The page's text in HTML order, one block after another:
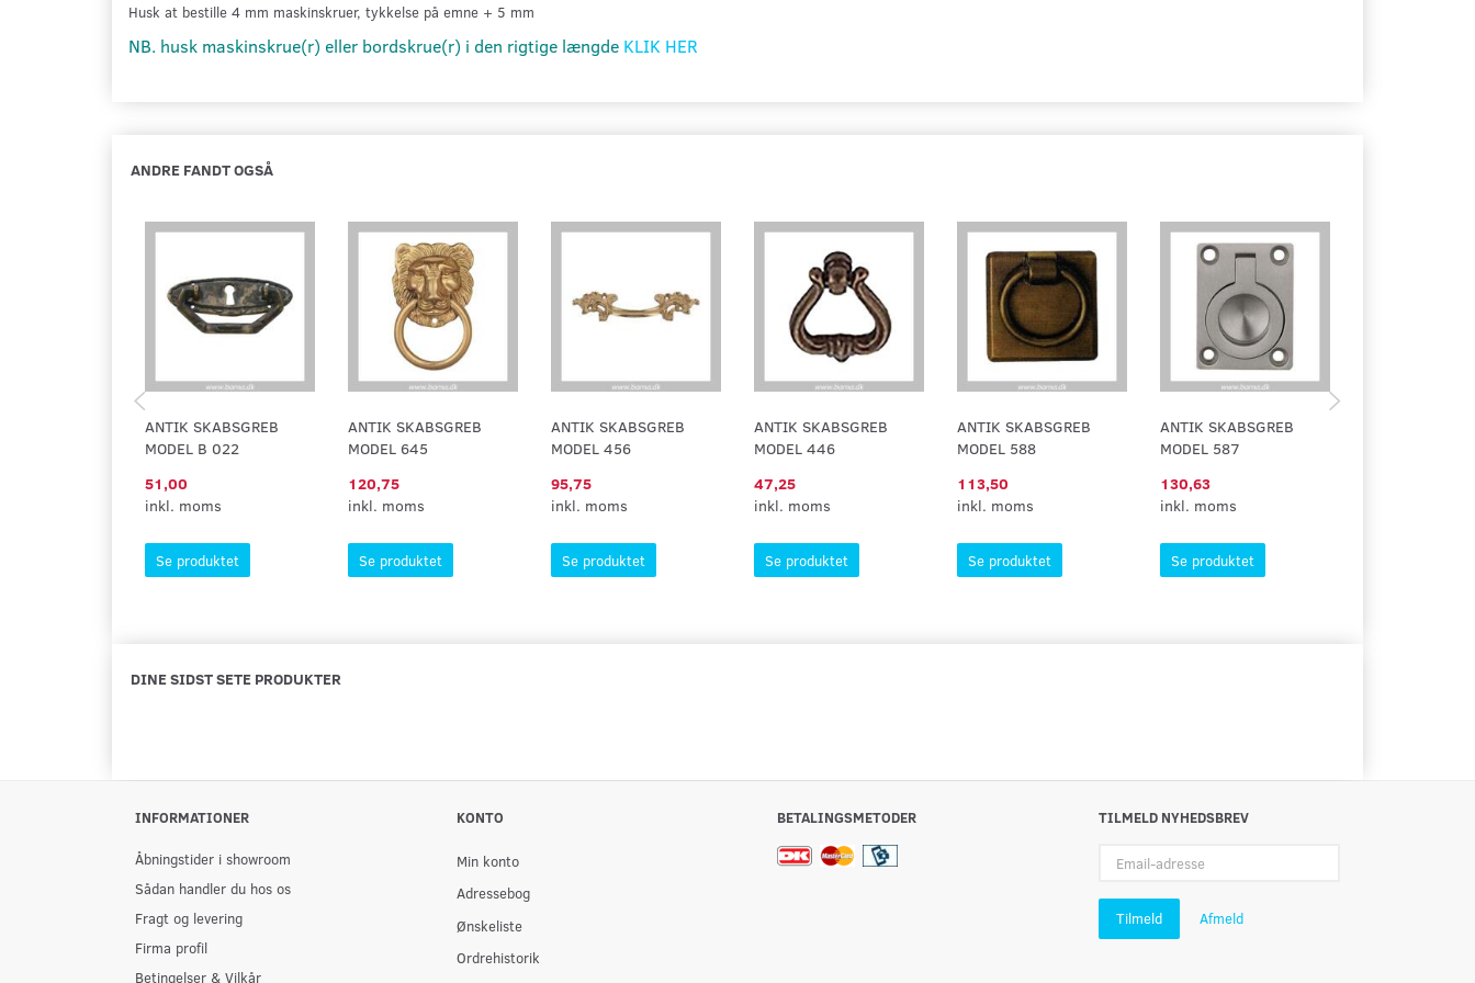
Husk at bestille 4 mm maskinskruer, tykkelse på emne + 5 mm
NB. husk maskinskrue(r) eller bordskrue(r) i den rigtige længde KLIK HER
ANDRE FANDT OGSÅ
ANTIK SKABSGREB
MODEL B 022
51,00
inkl. moms
Se produktet
ANTIK SKABSGREB
MODEL 645
120,75
inkl. moms
Se produktet
ANTIK SKABSGREB
MODEL 456
95,75
inkl. moms
Se produktet
ANTIK SKABSGREB
MODEL 446
47,25
inkl. moms
Se produktet
ANTIK SKABSGREB
MODEL 588
113,50
inkl. moms
Se produktet
ANTIK SKABSGREB
MODEL 587
130,63
inkl. moms
Se produktet
DINE SIDST SETE PRODUKTER
INFORMATIONER
Åbningstider i showroom
Sådan handler du hos os
Fragt og levering
Firma profil
Betingelser & Vilkår
KONTO
Min konto
Adressebog
Ønskeliste
Ordrehistorik
BETALINGSMETODER
TILMELD NYHEDSBREV
adresse
Tilmeld Afmeld